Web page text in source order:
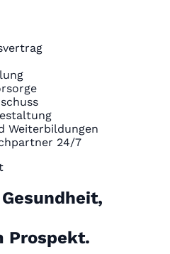
Weiterbildungen
24/7
Prospekt.